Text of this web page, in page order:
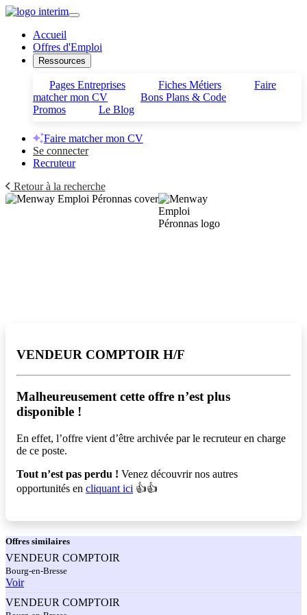
Accueil
Offres d'Emploi
Ressources
Pages Entreprises Fiches Métiers
Faire
matcher mon CV
Bons Plans & Code
Promos
Le Blog
Faire matcher mon CV
Se connecter
Recruteur
Retour à la recherche
VENDEUR COMPTOIR H/F
Malheureusement cette offre n’est plus
disponible !️
En effet, l’offre vient d’être archivée par le recruteur en charge
de ce poste.
Tout n’est pas perdu ! Venez découvrir nos autres
opportunités en cliquant ici 👍👍
Offres similaires
VENDEUR COMPTOIR
Bourg-en-Bresse
Voir
VENDEUR COMPTOIR